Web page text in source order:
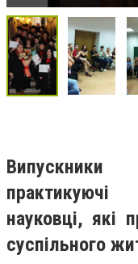
практикуючі
науковці, які
суспільного